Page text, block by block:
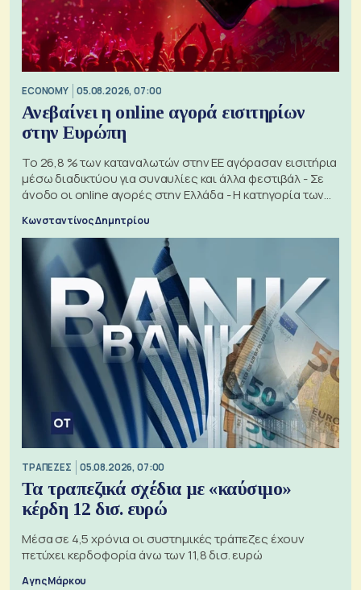
ECONOMY 05.08.2026, 07:00
Ανεβαίνει η online αγορά εισιτηρίων
στην Ευρώπη
Το 26,8 % των καταναλωτών στην ΕΕ αγόρασαν εισιτήρια
μέσω διαδικτύου για συναυλίες και άλλα φεστιβάλ - Σε
άνοδο οι online αγορές στην Ελλάδα - Η κατηγορία των
Κωνσταντίνος Δημητρίου
ΤΡΑΠΕΖΕΣ 05.08.2026, 07:00
Τα τραπεζικά σχέδια με «καύσιμο»
κέρδη 12 δισ. ευρώ
Μέσα σε 4,5 χρόνια οι συστημικές τράπεζες έχουν
πετύχει κερδοφορία άνω των 11,8 δισ. ευρώ
Αγης Μάρκου